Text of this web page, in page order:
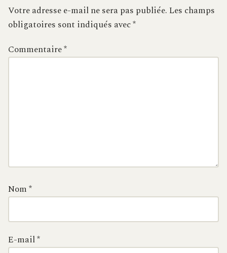
Votre adresse e-mail ne sera pas publiée.Les champs
obligatoires sont indiqués avec*
Commentaire*
Nom*
E-mail*